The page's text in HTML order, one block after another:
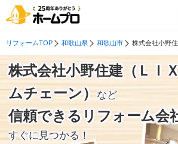
リフォームTOP 和歌山県 和歌山市 株式会社小野
株式会社小野住建（ＬＩ
ムチェーン）など
信頼できるリフォーム会
すぐに見つかる！